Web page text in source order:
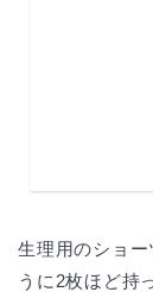
生理用のショ
うに2枚ほど持